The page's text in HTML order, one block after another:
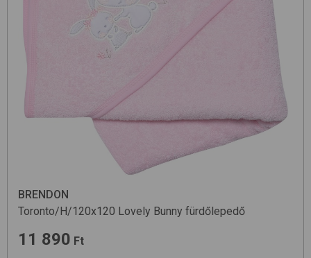
BRENDON
Toronto/H/120x120 Lovely Bunny fürdőlepedő
11 890 Ft